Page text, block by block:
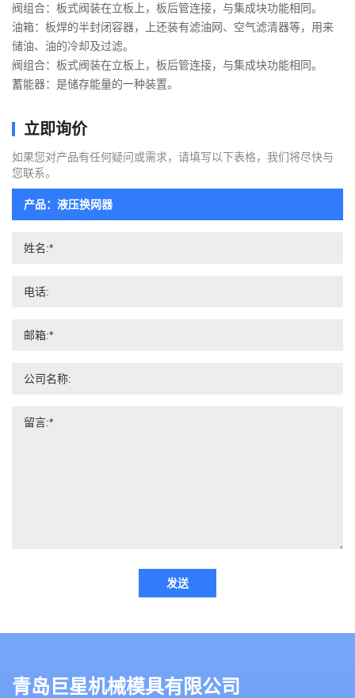
阀组合：板式阀装在立板上，板后管连接，与集成块功能相同。
油箱：板焊的半封闭容器，上还装有滤油网、空气滤清器等，用来
储油、油的冷却及过滤。
阀组合：板式阀装在立板上，板后管连接，与集成块功能相同。
蓄能器：是储存能量的一种装置。
立即询价
如果您对产品有任何疑问或需求，请填写以下表格，我们将尽快与
您联系。
发送
青岛巨星机械模具有限公司